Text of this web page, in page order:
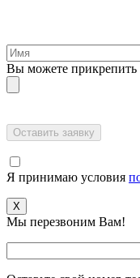
Вы можете прикрепить
Я принимаю условия
X
Мы перезвоним Вам!